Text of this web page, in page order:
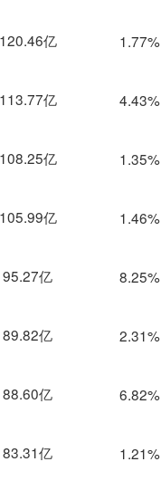
120.46亿 1.77%
113.77亿 4.43%
108.25亿 1.35%
105.99亿 1.46%
95.27亿 8.25%
89.82亿 2.31%
88.60亿 6.82%
83.31亿 1.21%